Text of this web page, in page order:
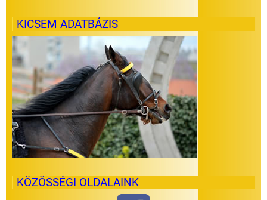
KICSEM ADATBÁZIS
KÖZÖSSÉGI OLDALAINK